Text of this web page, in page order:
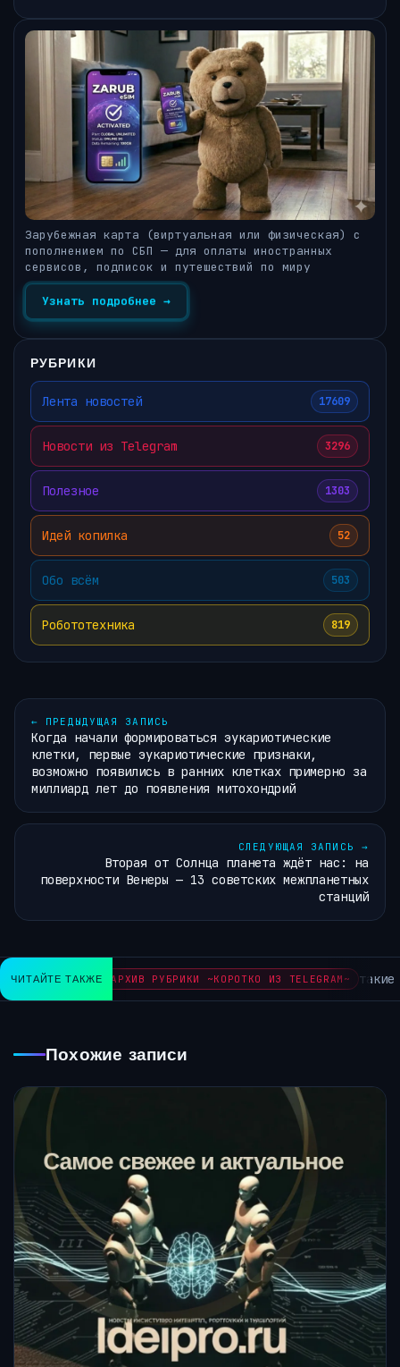
Зарубежная карта (виртуальная или физическая) с
пополнением по СБП — для оплаты иностранных
сервисов, подписок и путешествий по миру
Узнать подробнее →
РУБРИКИ
Лента новостей 17609
Новости из Telegram 3296
Полезное 1303
Идей копилка 52
Обо всём 503
Робототехника 819
← ПРЕДЫДУЩАЯ ЗАПИСЬ
Когда начали формироваться эукариотические
клетки, первые эукариотические признаки,
возможно появились в ранних клетках примерно за
миллиард лет до появления митохондрий
СЛЕДУЮЩАЯ ЗАПИСЬ →
Вторая от Солнца планета ждёт нас: на
поверхности Венеры — 13 советских межпланетных
станций
ЧИТАЙТЕ ТАКЖЕ АРХИВ РУБРИКИ ~КОРОТКО ИЗ TELEGRAM~ такие
Похожие записи